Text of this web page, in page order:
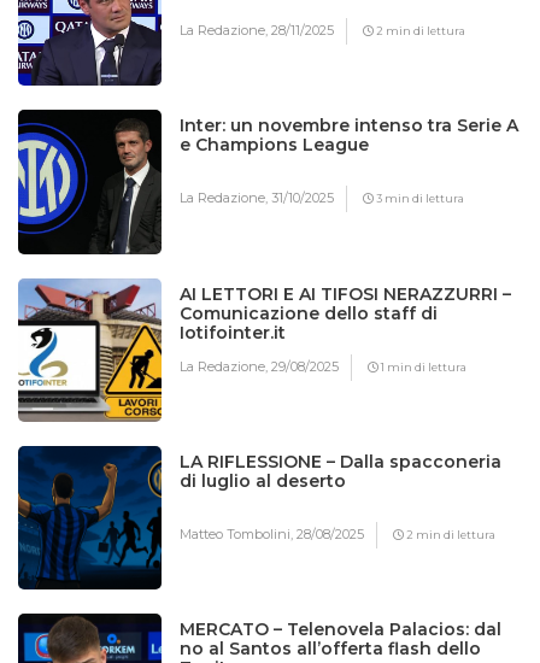
La Redazione,28/11/2025 2 min di lettura
Inter: un novembre intenso tra Serie A
e Champions League
La Redazione,31/10/2025 3 min di lettura
AI LETTORI E AI TIFOSI NERAZZURRI –
Comunicazione dello staff di
Iotifointer.it
La Redazione,29/08/2025 1 min di lettura
LA RIFLESSIONE – Dalla spacconeria
di luglio al deserto
Matteo Tombolini,28/08/2025 2 min di lettura
MERCATO – Telenovela Palacios: dal
no al Santos all’offerta flash dello